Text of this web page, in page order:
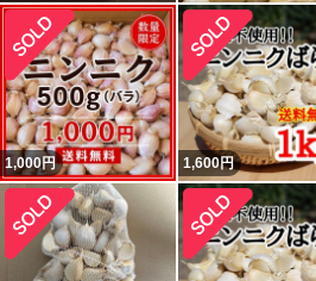
1,000円 1,600円